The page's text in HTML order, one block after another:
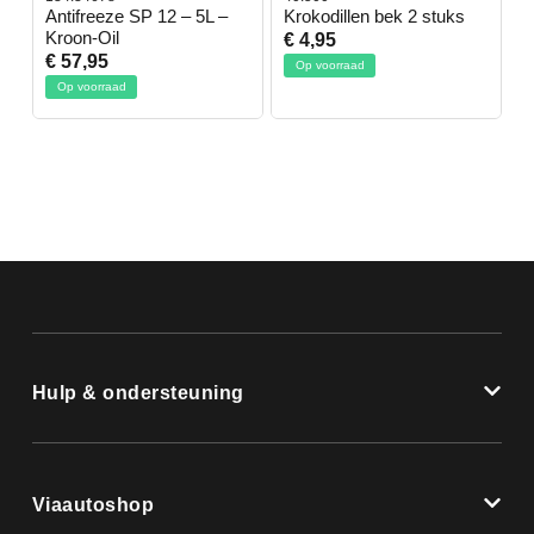
Antifreeze SP 12 – 5L –
Kroon-Oil
€ 57,95
Op voorraad
Krokodillen bek 2 stuks
€ 4,95
Op voorraad
Hulp & ondersteuning
Viaautoshop